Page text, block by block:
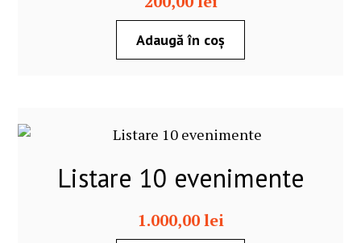
Adaugă în coș
Listare 10 evenimente
1.000,00lei